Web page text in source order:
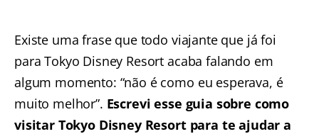
Existe uma frase que todo viajante que já foi
para Tokyo Disney Resort acaba falando em
algum momento: “não é como eu esperava, é
muito melhor”. Escrevi esse guia sobre como
visitar Tokyo Disney Resort para te ajudar a